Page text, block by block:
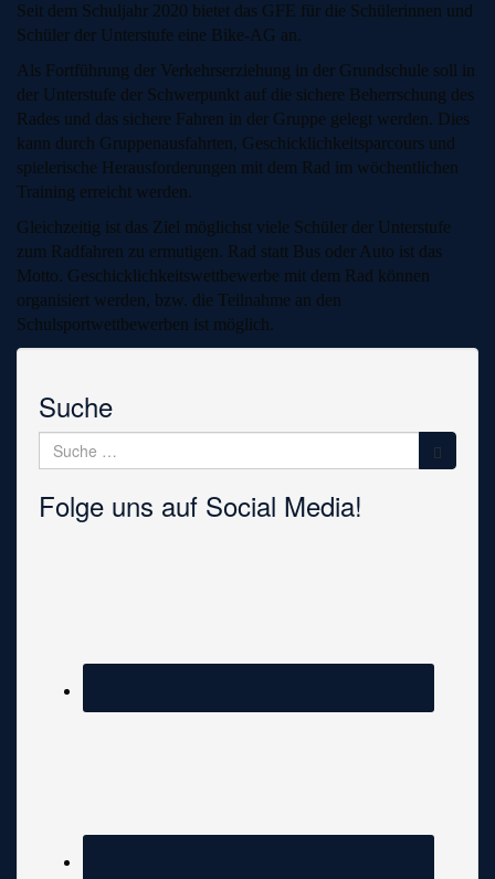
Seit dem Schuljahr 2020 bietet das GFE für die Schülerinnen und
Schüler der Unterstufe eine Bike-AG an.
Als Fortführung der Verkehrserziehung in der Grundschule soll in
der Unterstufe der Schwerpunkt auf die sichere Beherrschung des
Rades und das sichere Fahren in der Gruppe gelegt werden. Dies
kann durch Gruppenausfahrten, Geschicklichkeitsparcours und
spielerische Herausforderungen mit dem Rad im wöchentlichen
Training erreicht werden.
Gleichzeitig ist das Ziel möglichst viele Schüler der Unterstufe
zum Radfahren zu ermutigen. Rad statt Bus oder Auto ist das
Motto. Geschicklichkeitswettbewerbe mit dem Rad können
organisiert werden, bzw. die Teilnahme an den
Schulsportwettbewerben ist möglich.
Suche
Suche
nach:
Folge uns auf Social Media!